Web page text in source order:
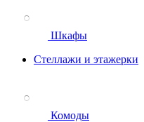
Шкафы
Стеллажи и этажерки
Комоды